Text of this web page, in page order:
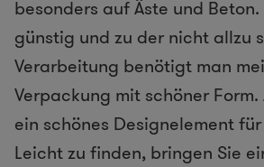
besonders auf Äste und
günstig und zu der nicht allzu
Verarbeitung benötigt man
Verpackung mit schöner Form.
ein schönes Designelement
Leicht zu finden, bringen Sie